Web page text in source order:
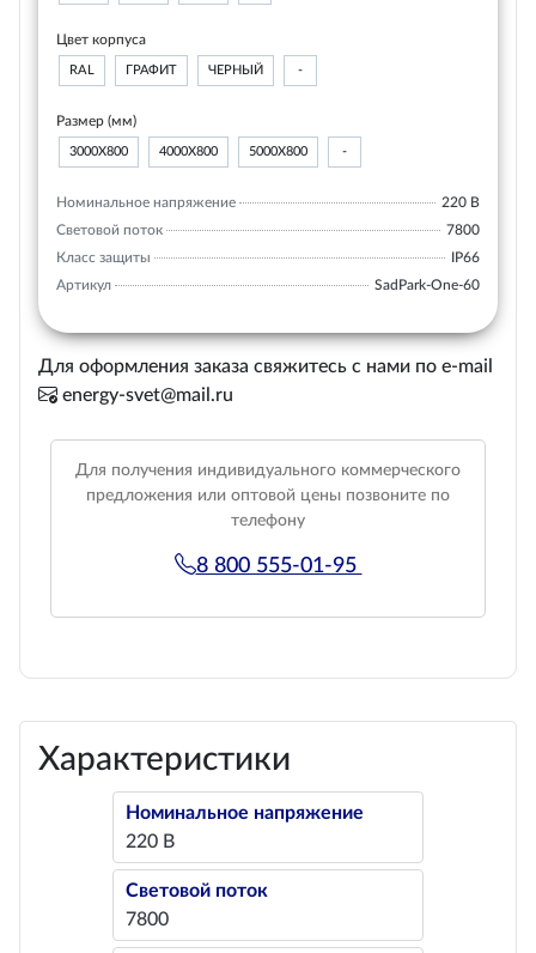
Цвет корпуса
RAL ГРАФИТ ЧЕРНЫЙ -
Размер (мм)
3000Х800 4000Х800 5000Х800 -
Номинальное напряжение
220 В
Световой поток
7800
Класс защиты
IP66
Артикул
SadPark-One-60
Для оформления заказа свяжитесь с нами по e-mail
energy-svet@mail.ru
Для получения индивидуального коммерческого
предложения или оптовой цены позвоните по
телефону
8 800 555-01-95
Характеристики
Номинальное напряжение
220 В
Световой поток
7800